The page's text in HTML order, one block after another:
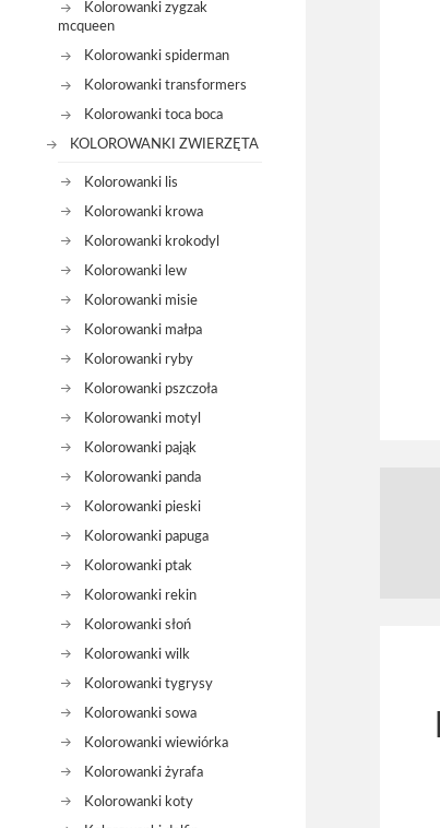
Kolorowanki zygzak
mcqueen
Kolorowanki spiderman
Kolorowanki transformers
Kolorowanki toca boca
KOLOROWANKI ZWIERZĘTA
Kolorowanki lis
Kolorowanki krowa
Kolorowanki krokodyl
Kolorowanki lew
Kolorowanki misie
Kolorowanki małpa
Kolorowanki ryby
Kolorowanki pszczoła
Kolorowanki motyl
Kolorowanki pająk
Kolorowanki panda
Kolorowanki pieski
Kolorowanki papuga
Kolorowanki ptak
Kolorowanki rekin
Kolorowanki słoń
Kolorowanki wilk
Kolorowanki tygrysy
Kolorowanki sowa
Kolorowanki wiewiórka
Kolorowanki żyrafa
Kolorowanki koty